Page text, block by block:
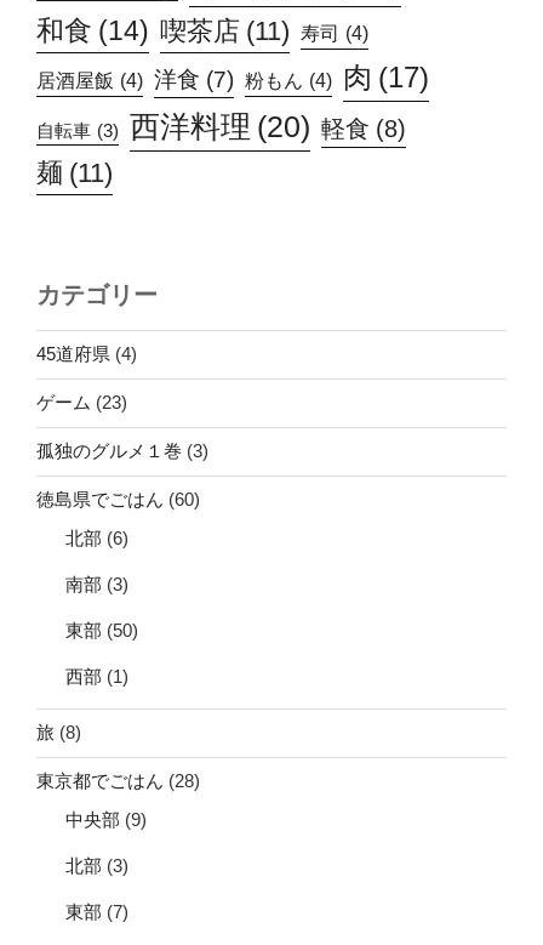
和食 (14) 喫茶店 (11) 寿司 (4)
居酒屋飯 (4) 洋食 (7) 粉もん (4) 肉 (17)
自転車 (3) 西洋料理 (20) 軽食 (8)
麺 (11)
カテゴリー
45道府県 (4)
ゲーム (23)
孤独のグルメ１巻 (3)
徳島県でごはん (60)
北部 (6)
南部 (3)
東部 (50)
西部 (1)
旅 (8)
東京都でごはん (28)
中央部 (9)
北部 (3)
東部 (7)